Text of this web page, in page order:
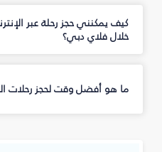
كيف يمكنني حجز رحلة عبر
خلال فلاي دبي؟
ما هو أفضل وقت لحجز رحلات